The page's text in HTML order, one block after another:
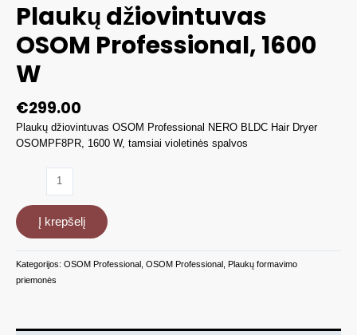
Plaukų džiovintuvas
OSOM Professional, 1600
W
€299.00
Plaukų džiovintuvas OSOM Professional NERO BLDC Hair Dryer
OSOMPF8PR, 1600 W, tamsiai violetinės spalvos
Plaukų
džiovintuvas
OSOM
1600
W
Į krepšelį
Kategorijos: OSOM Professional OSOM Professional Plaukų formavimo
priemonės